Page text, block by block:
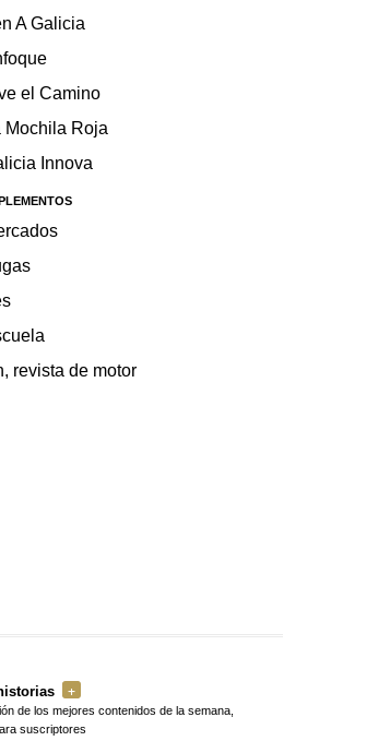
A Galicia
el Camino
Mochila Roja
Innova
revista de motor
de los mejores contenidos de la semana,
suscriptores